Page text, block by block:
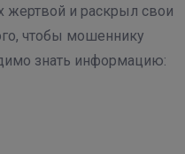
жертвой и раскрыл свои
чтобы мошеннику
знать информацию: